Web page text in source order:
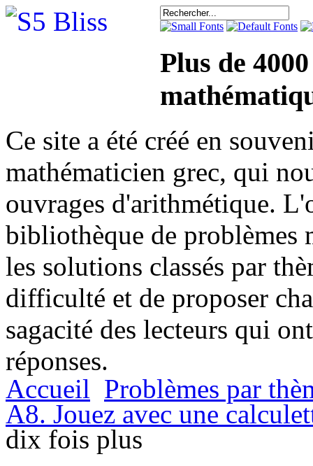
Plus de
Ce site a été créé en
mathématicien grec, qui
ouvrages d'arithmétique.
bibliothèque de problèmes
les solutions classés par
difficulté et de proposer
sagacité des lecteurs qui
réponses.
Accueil Problèmes par
A8. Jouez avec une
dix fois plus